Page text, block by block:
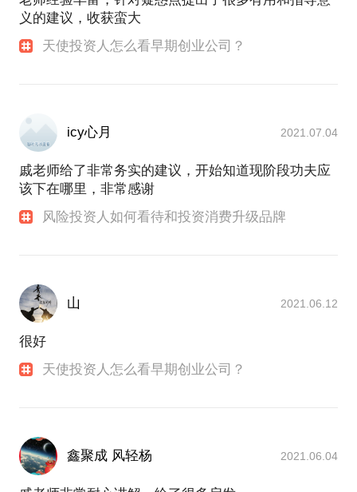
义的建议，收获蛮大
天使投资人怎么看早期创业公司？
icy心月 2021.07.04
戚老师给了非常务实的建议，开始知道现阶段功夫应
该下在哪里，非常感谢
风险投资人如何看待和投资消费升级品牌
山 2021.06.12
很好
天使投资人怎么看早期创业公司？
鑫聚成 风轻杨 2021.06.04